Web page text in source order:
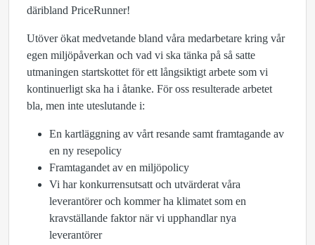
däribland PriceRunner!
Utöver ökat medvetande bland våra medarbetare kring vår
egen miljöpåverkan och vad vi ska tänka på så satte
utmaningen startskottet för ett långsiktigt arbete som vi
kontinuerligt ska ha i åtanke. För oss resulterade arbetet
bla, men inte uteslutande i:
En kartläggning av vårt resande samt framtagande av
en ny resepolicy
Framtagandet av en miljöpolicy
Vi har konkurrensutsatt och utvärderat våra
leverantörer och kommer ha klimatet som en
kravställande faktor när vi upphandlar nya
leverantörer